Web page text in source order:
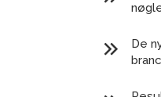
De